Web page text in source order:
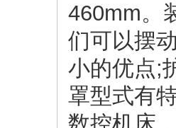
460mm。
们可以摆
小的优点;
罩型式有